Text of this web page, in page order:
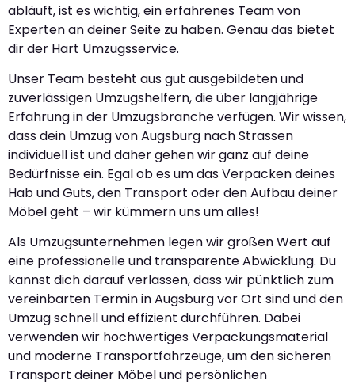
abläuft, ist es wichtig, ein erfahrenes Team von
Experten an deiner Seite zu haben. Genau das bietet
dir der Hart Umzugsservice.
Unser Team besteht aus gut ausgebildeten und
zuverlässigen Umzugshelfern, die über langjährige
Erfahrung in der Umzugsbranche verfügen. Wir wissen,
dass dein Umzug von Augsburg nach Strassen
individuell ist und daher gehen wir ganz auf deine
Bedürfnisse ein. Egal ob es um das Verpacken deines
Hab und Guts, den Transport oder den Aufbau deiner
Möbel geht – wir kümmern uns um alles!
Als Umzugsunternehmen legen wir großen Wert auf
eine professionelle und transparente Abwicklung. Du
kannst dich darauf verlassen, dass wir pünktlich zum
vereinbarten Termin in Augsburg vor Ort sind und den
Umzug schnell und effizient durchführen. Dabei
verwenden wir hochwertiges Verpackungsmaterial
und moderne Transportfahrzeuge, um den sicheren
Transport deiner Möbel und persönlichen